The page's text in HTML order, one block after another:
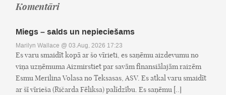
Komentāri
Miegs – salds un nepieciešams
Marilyn Wallace @ 03.Aug, 2026 17:23
Es varu smaidīt kopā ar šo vīrieti, es saņēmu aizdevumu no
viņa uzņēmuma Aizmirstiet par savām finansiālajām raizēm
Esmu Merilina Volasa no Teksasas, ASV. Es atkal varu smaidīt
ar šī vīrieša (Ričarda Fēliksa) palīdzību. Es saņēmu [..]